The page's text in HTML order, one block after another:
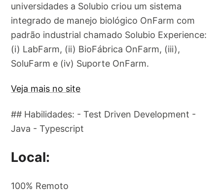
universidades a Solubio criou um sistema
integrado de manejo biológico OnFarm com
padrão industrial chamado Solubio Experience:
(i) LabFarm, (ii) BioFábrica OnFarm, (iii),
SoluFarm e (iv) Suporte OnFarm.
Veja mais no site
## Habilidades: - Test Driven Development -
Java - Typescript
Local:
100% Remoto